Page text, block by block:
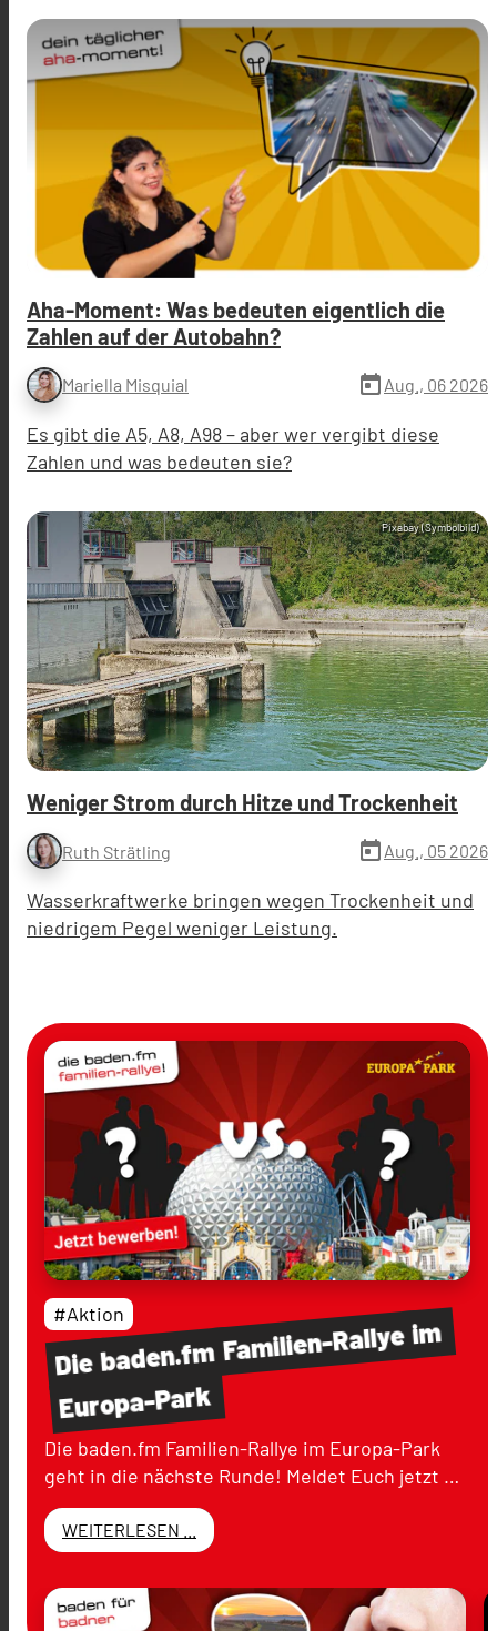
Aha-Moment: Was bedeuten eigentlich die
Zahlen auf der Autobahn?
Mariella Misquial today Aug., 06 2026
Es gibt die A5, A8, A98 – aber wer vergibt diese
Zahlen und was bedeuten sie?
Pixabay (Symbolbild)
Weniger Strom durch Hitze und Trockenheit
Ruth Strätling today Aug., 05 2026
Wasserkraftwerke bringen wegen Trockenheit und
niedrigem Pegel weniger Leistung.
Diebaden.fmFamilien-Rallyeim
Europa-Park
#Aktion
Die baden.fm Familien-Rallye im Europa-Park
geht in die nächste Runde! Meldet Euch jetzt …
WEITERLESEN ...